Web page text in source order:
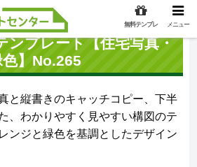
ンプレート【住宅写真・
】No.265
と縦書きのキャッチコピー、下半
、わかりやすく見やすい構図のテ
ンジと緑色を基調としたデザイン
無料テンプレ メニュー